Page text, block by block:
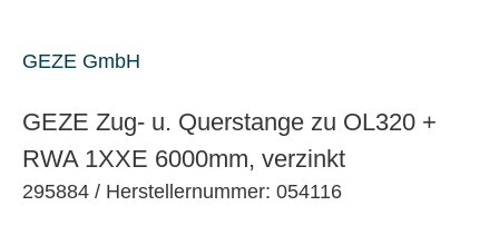
GEZE GmbH
GEZE Zug- u. Querstange zu OL320 +
RWA 1XXE 6000mm, verzinkt
295884 / Herstellernummer: 054116